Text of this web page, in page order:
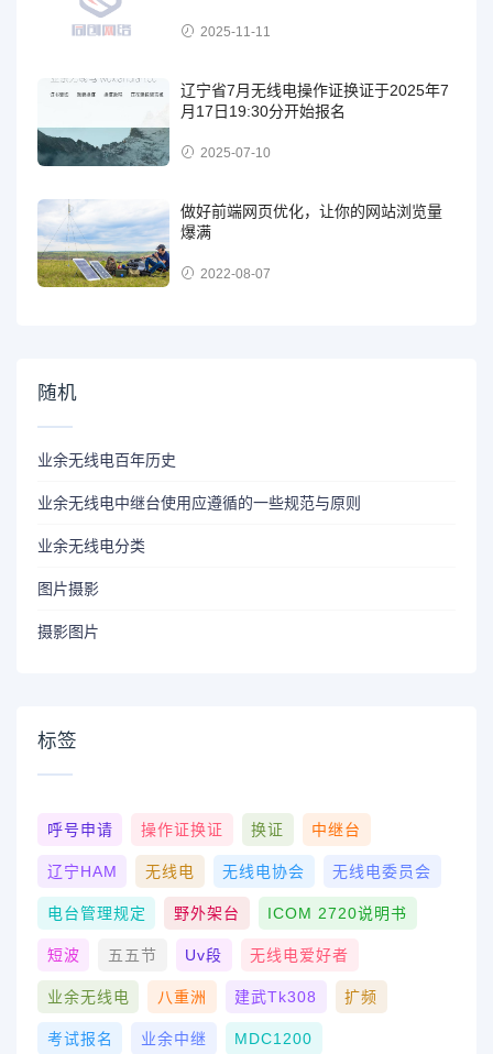
2025-11-11
辽宁省7月无线电操作证换证于2025年7
月17日19:30分开始报名
2025-07-10
做好前端网页优化，让你的网站浏览量
爆满
2022-08-07
随机
业余无线电百年历史
业余无线电中继台使用应遵循的一些规范与原则
业余无线电分类
图片摄影
摄影图片
标签
呼号申请 操作证换证 换证 中继台
辽宁HAM 无线电 无线电协会 无线电委员会
电台管理规定 野外架台 ICOM 2720说明书
短波 五五节 Uv段 无线电爱好者
业余无线电 八重洲 建武tk308 扩频
考试报名 业余中继 MDC1200